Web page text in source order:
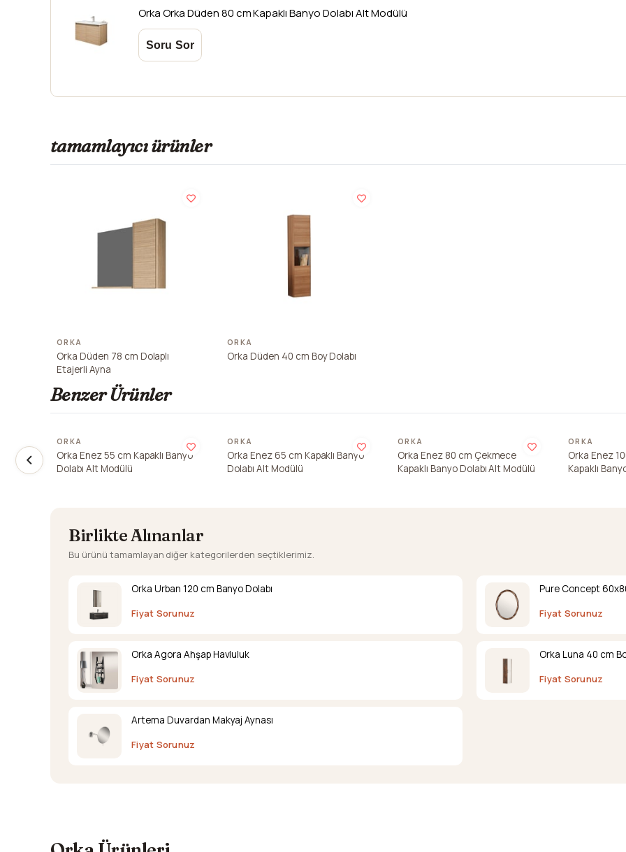
OrkaOrka Düden 80 cm Kapaklı Banyo Dolabı Alt Modülü
tamamlayıcı ürünler
ORKA
Orka Düden 78 cm Dolaplı
Etajerli Ayna
ORKA
Orka Düden 40 cm Boy Dolabı
Benzer Ürünler
ORKA
Orka Enez 55 cm Kapaklı Banyo
Dolabı Alt Modülü
ORKA
Orka Enez 65 cm Kapaklı Banyo
Dolabı Alt Modülü
ORKA
Orka Enez 80 cm Çekmece
Kapaklı Banyo Dolabı Alt Modülü
ORKA
Orka Enez
Kapaklı
Birlikte Alınanlar
Bu ürünü tamamlayan diğer kategorilerden seçtiklerimiz.
Orka Urban 120 cm Banyo Dolabı
Fiyat Sorunuz
Pure Concept
Fiyat Sorunuz
Orka Agora Ahşap Havluluk
Fiyat Sorunuz
Orka Luna 40 cm
Fiyat Sorunuz
Artema Duvardan Makyaj Aynası
Fiyat Sorunuz